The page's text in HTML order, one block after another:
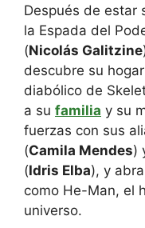
Después de estar
la Espada del
(Nicolás Galitzine
descubre su
diabólico de
a su familia y su
fuerzas con sus
(Camila Mendes)
(Idris Elba), y
como He-Man, el
universo.